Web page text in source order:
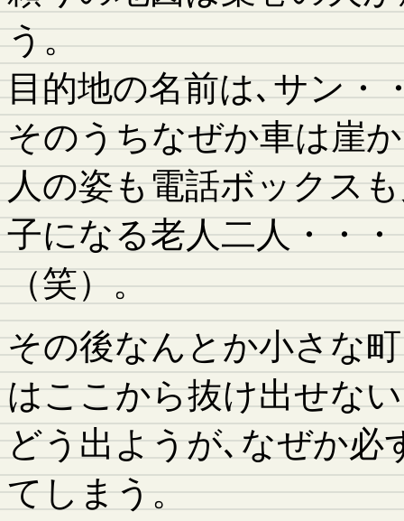
う。
目的地の名前は､サン・
そのうちなぜか車は崖
人の姿も電話ボックス
子になる老人二人・・
（笑）。
その後なんとか小さな
はここから抜け出せな
どう出ようが､なぜか必
てしまう。